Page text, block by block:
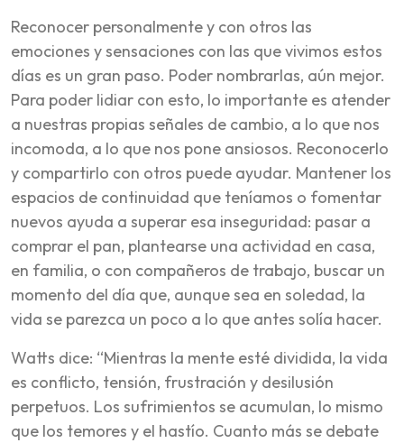
Reconocer personalmente y con otros las
emociones y sensaciones con las que vivimos estos
días es un gran paso. Poder nombrarlas, aún mejor.
Para poder lidiar con esto, lo importante es atender
a nuestras propias señales de cambio, a lo que nos
incomoda, a lo que nos pone ansiosos. Reconocerlo
y compartirlo con otros puede ayudar. Mantener los
espacios de continuidad que teníamos o fomentar
nuevos ayuda a superar esa inseguridad: pasar a
comprar el pan, plantearse una actividad en casa,
en familia, o con compañeros de trabajo, buscar un
momento del día que, aunque sea en soledad, la
vida se parezca un poco a lo que antes solía hacer.
Watts dice: “Mientras la mente esté dividida, la vida
es conflicto, tensión, frustración y desilusión
perpetuos. Los sufrimientos se acumulan, lo mismo
que los temores y el hastío. Cuanto más se debate